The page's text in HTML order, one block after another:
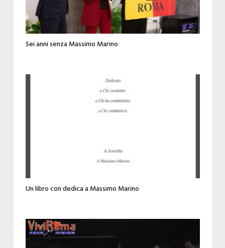
Sei anni senza Massimo Marino
Un libro con dedica a Massimo Marino